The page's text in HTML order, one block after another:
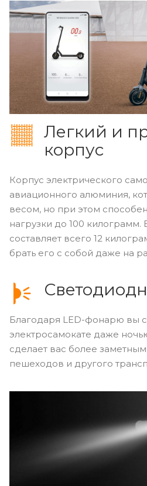
Легкий и
корпус
Корпус электрического
авиационного алюминия,
весом, но при этом
нагрузки до 100 килограмм.
составляет всего 12
брать его с собой даже на
Благодаря LED-фонарю вы
электросамокате даже
сделает вас более
пешеходов и другого